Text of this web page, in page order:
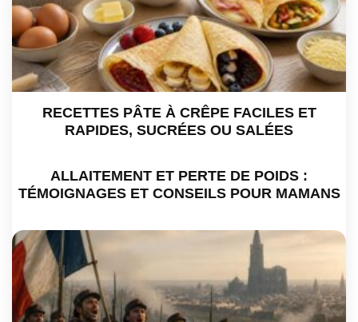
RECETTES PÂTE À CRÊPE FACILES ET
RAPIDES, SUCRÉES OU SALÉES
ALLAITEMENT ET PERTE DE POIDS :
TÉMOIGNAGES ET CONSEILS POUR MAMANS